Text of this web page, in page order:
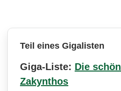
Teil eines Gigalisten
Giga-Liste: Die
Zakynthos